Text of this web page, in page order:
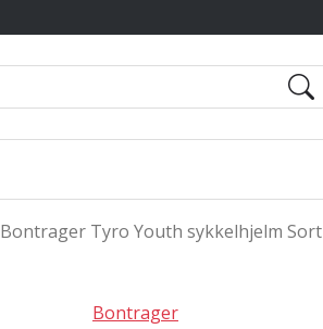
Bontrager Tyro Youth sykkelhjelm Sort
Bontrager